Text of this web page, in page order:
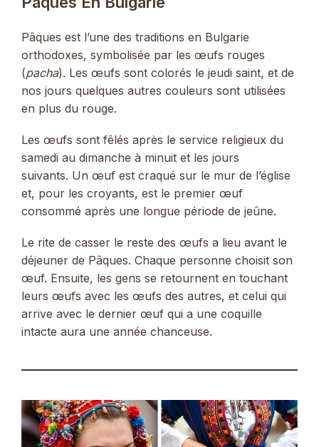
Pâques est l’une des traditions en Bulgarie
orthodoxes, symbolisée par les œufs rouges
(pacha). Les œufs sont colorés le jeudi saint, et de
nos jours quelques autres couleurs sont utilisées
en plus du rouge.
Les œufs sont fêlés après le service religieux du
samedi au dimanche à minuit et les jours
suivants. Un œuf est craqué sur le mur de l’église
et, pour les croyants, est le premier œuf
consommé après une longue période de jeûne.
Le rite de casser le reste des œufs a lieu avant le
déjeuner de Pâques. Chaque personne choisit son
œuf. Ensuite, les gens se retournent en touchant
leurs œufs avec les œufs des autres, et celui qui
arrive avec le dernier œuf qui a une coquille
intacte aura une année chanceuse.